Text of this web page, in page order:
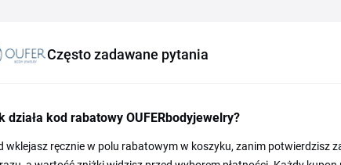
Często zadawane pytania
działa kod rabatowy OUFERbodyjewelry?
wklejasz ręcznie w polu rabatowym w koszyku, zanim potwierdzisz